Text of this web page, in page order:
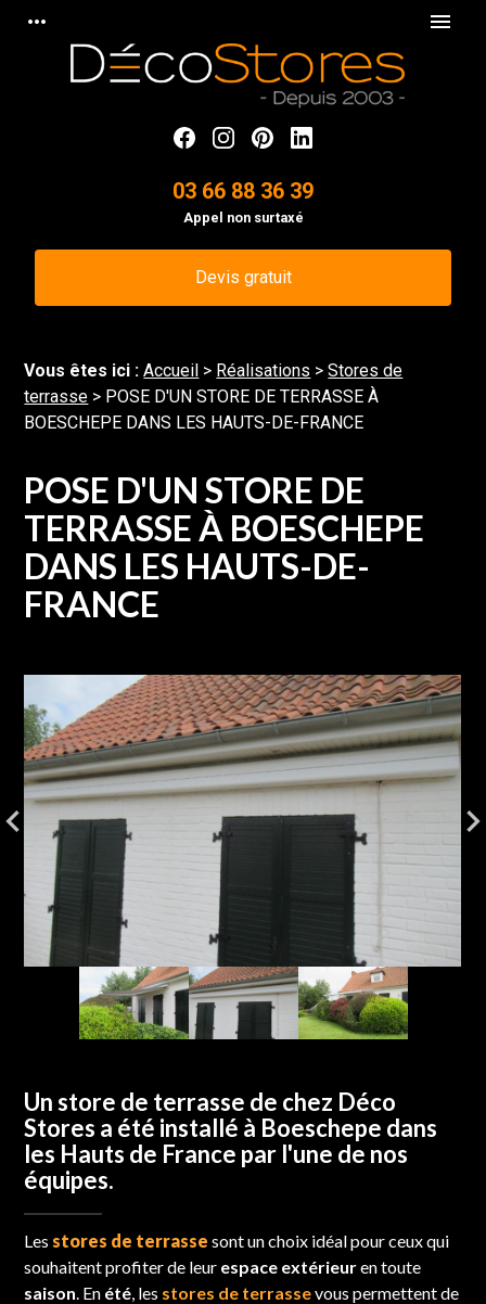
more_horiz menu
03 66 88 36 39
Appel non surtaxé
Devis gratuit
Vous êtes ici :Accueil > Réalisations >Stores de
terrasse > POSE D'UN STORE DE TERRASSE À
BOESCHEPE DANS LES HAUTS-DE-FRANCE
POSE D'UN STORE DE
TERRASSE À BOESCHEPE
DANS LES HAUTS-DE-
FRANCE
Un store de terrasse de chez Déco
Stores a été installé à Boeschepe dans
les Hauts de France par l'une de nos
équipes.
Les stores de terrasse sont un choix idéal pour ceux qui
souhaitent profiter de leur espace extérieuren toute
saison . En été , les stores de terrassevous permettent de